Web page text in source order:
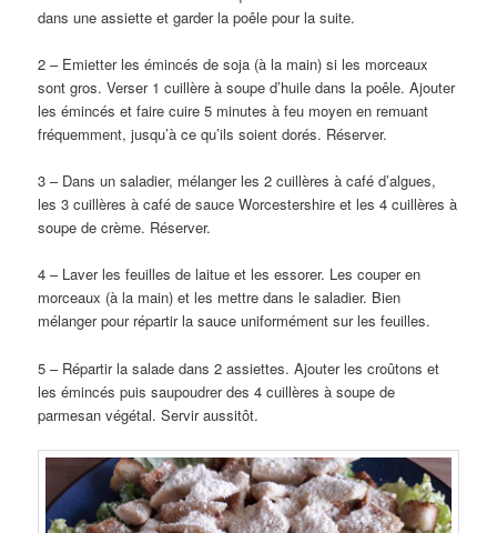
dans une assiette et garder la poêle pour la suite.
2 – Emietter les émincés de soja (à la main) si les morceaux
sont gros. Verser 1 cuillère à soupe d’huile dans la poêle. Ajouter
les émincés et faire cuire 5 minutes à feu moyen en remuant
fréquemment, jusqu’à ce qu’ils soient dorés. Réserver.
3 – Dans un saladier, mélanger les 2 cuillères à café d’algues,
les 3 cuillères à café de sauce Worcestershire et les 4 cuillères à
soupe de crème. Réserver.
4 – Laver les feuilles de laitue et les essorer. Les couper en
morceaux (à la main) et les mettre dans le saladier. Bien
mélanger pour répartir la sauce uniformément sur les feuilles.
5 – Répartir la salade dans 2 assiettes. Ajouter les croûtons et
les émincés puis saupoudrer des 4 cuillères à soupe de
parmesan végétal. Servir aussitôt.